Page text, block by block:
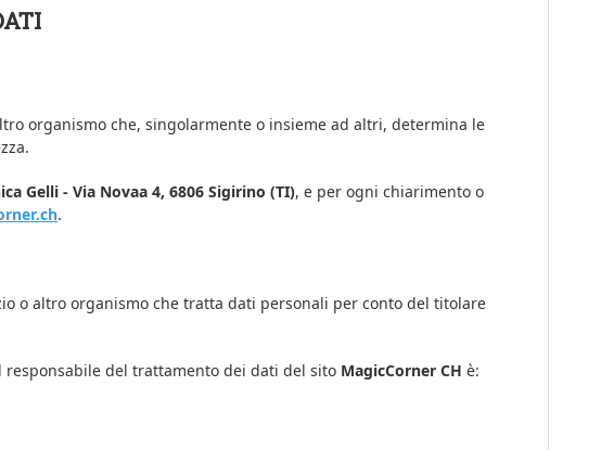
organismo che, singolarmente o insieme ad altri, determina le
Gelli - Via Novaa 4, 6806 Sigirino (TI), e per ogni chiarimento o
.
o altro organismo che tratta dati personali per conto del titolare
responsabile del trattamento dei dati del sito MagicCorner CH è: